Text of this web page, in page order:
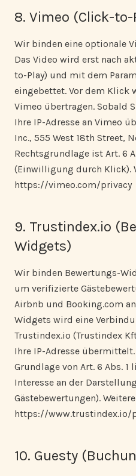
8. Vimeo (Click-to-
Wir binden eine optionale
Das Video wird erst nach
to-Play) und mit dem
eingebettet. Vor dem Klick
Vimeo übertragen. Sobald
Ihre IP-Adresse an Vimeo
Inc., 555 West 18th Street,
Rechtsgrundlage ist Art. 6
(Einwilligung durch Klick).
https://vimeo.com/privacy
9. Trustindex.io
Widgets)
Wir binden Bewertungs-
um verifizierte
Airbnb und Booking.com
Widgets wird eine
Trustindex.io (Trustindex
Ihre IP-Adresse
Grundlage von Art. 6 Abs. 1
Interesse an der
Gästebewertungen).
https://www.trustindex.io/
10. Guesty